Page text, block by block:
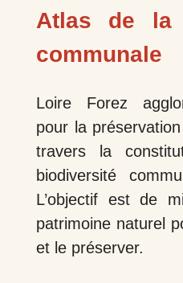
Atlas de la
communale
Loire Forez
pour la
travers la
biodiversité
L’objectif est de
patrimoine naturel
et le préserver.